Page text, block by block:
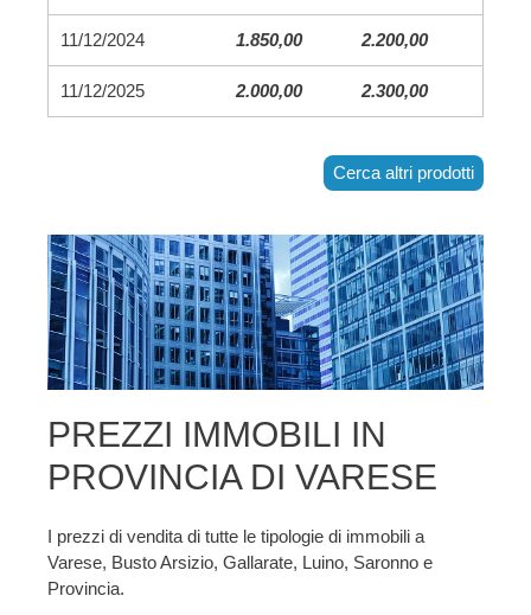
11/12/2024 1.850,00 2.200,00
11/12/2025 2.000,00 2.300,00
Cerca altri prodotti
PREZZI IMMOBILI IN
PROVINCIA DI VARESE
I prezzi di vendita di tutte le tipologie di immobili a
Varese, Busto Arsizio, Gallarate, Luino, Saronno e
Provincia.